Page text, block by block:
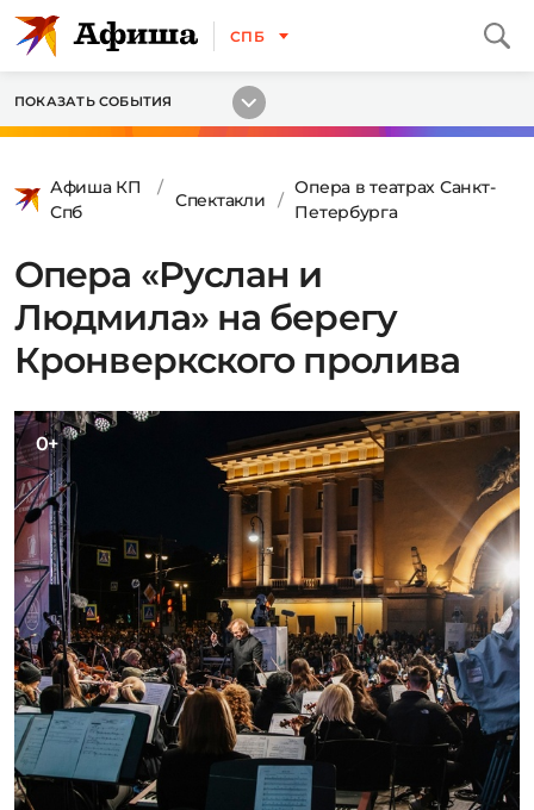
СПБ
ПОКАЗАТЬ СОБЫТИЯ
Афиша КП
Спб
Спектакли
Опера в театрах Санкт-
Петербурга
Опера «Руслан и
Людмила» на берегу
Кронверкского пролива
0+